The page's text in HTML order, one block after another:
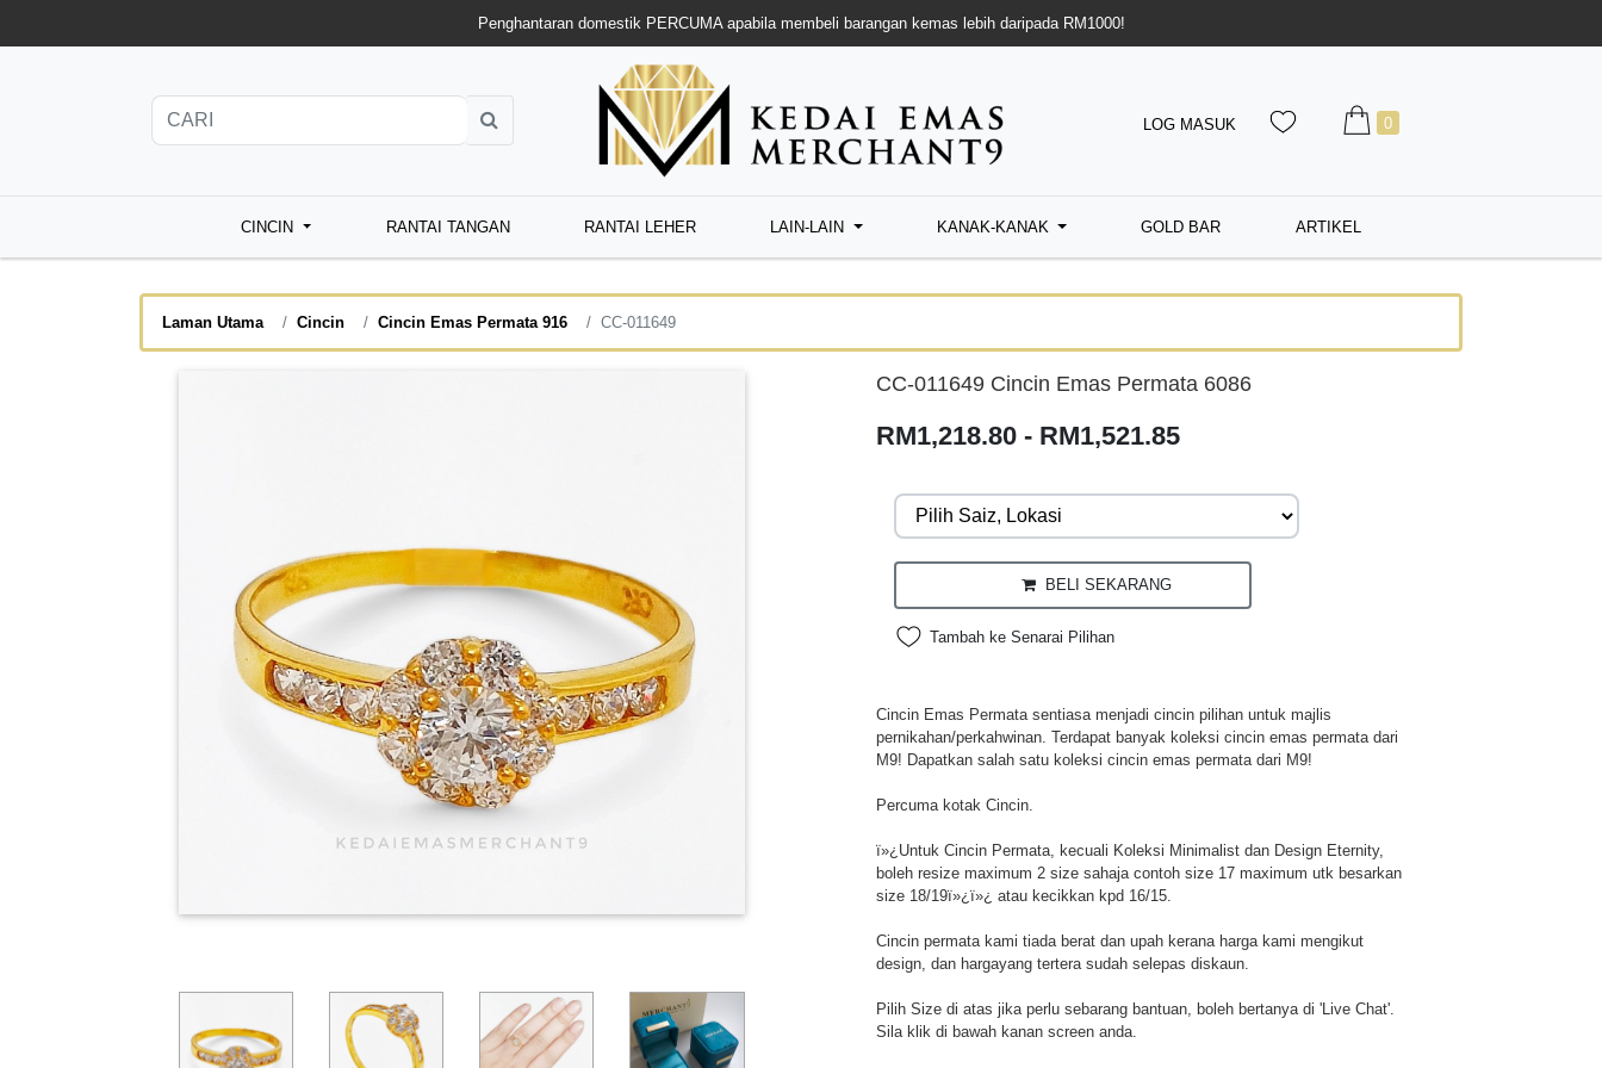
Penghantaran domestik PERCUMA apabila membeli barangan kemas lebih daripada RM1000!
LOG MASUK 0
CINCIN RANTAI TANGAN RANTAI LEHER LAIN-LAIN KANAK-KANAK GOLD BAR ARTIKEL
Laman Utama Cincin Cincin Emas Permata 916 CC-011649
CC-011649 Cincin Emas Permata 6086
RM1,218.80 - RM1,521.85
BELI SEKARANG
Tambah ke Senarai Pilihan
Cincin Emas Permata sentiasa menjadi cincin pilihan untuk majlis
pernikahan/perkahwinan. Terdapat banyak koleksi cincin emas permata dari
M9! Dapatkan salah satu koleksi cincin emas permata dari M9!
Percuma kotak Cincin.
ï»¿Untuk Cincin Permata, kecuali Koleksi Minimalist dan Design Eternity,
boleh resize maximum 2 size sahaja contoh size 17 maximum utk besarkan
size 18/19ï»¿ï»¿ atau kecikkan kpd 16/15.
Cincin permata kami tiada berat dan upah kerana harga kami mengikut
design, dan hargayang tertera sudah selepas diskaun.
Pilih Size di atas jika perlu sebarang bantuan, boleh bertanya di 'Live Chat'.
Sila klik di bawah kanan screen anda.